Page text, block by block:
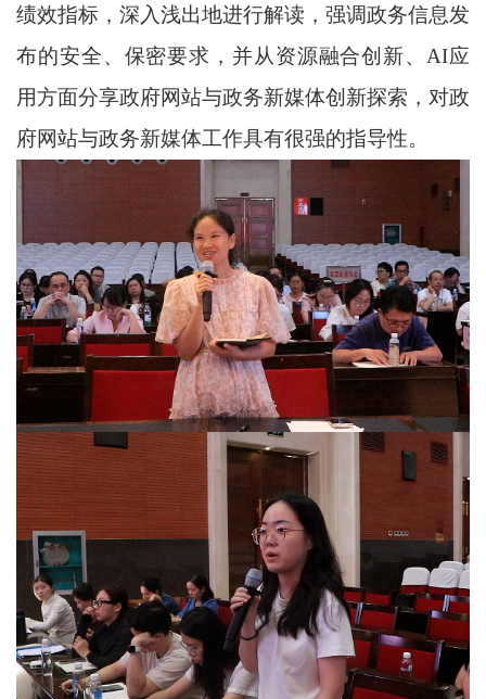
绩效指标，深入浅出地进行解读，强调政务信息发
布的安全、保密要求，并从资源融合创新、AI应
用方面分享政府网站与政务新媒体创新探索，对政
府网站与政务新媒体工作具有很强的指导性。